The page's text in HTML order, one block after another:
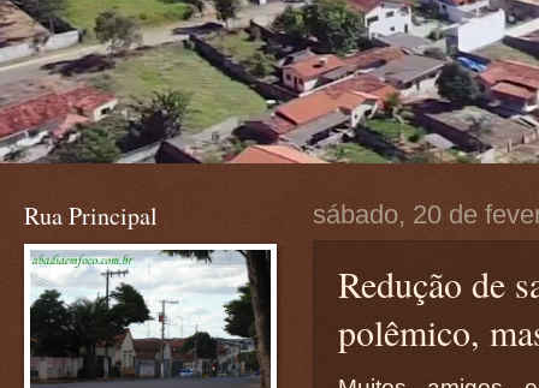
sábado, 20 de
Redução de
polêmico,
Rua Principal